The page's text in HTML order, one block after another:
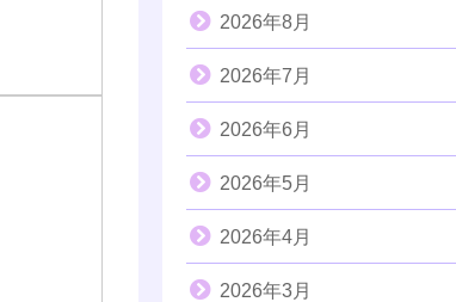
2026年8月
2026年7月
2026年6月
2026年5月
2026年4月
2026年3月